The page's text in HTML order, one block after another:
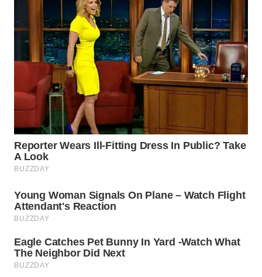
WN
MALUKU
MALUT
WN
DAIRI
WN
DANAU
TOBA
WN
NIAS
LANGKAT